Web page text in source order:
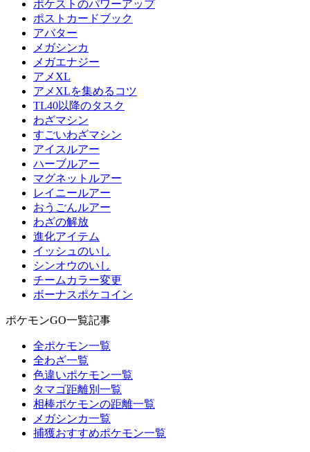
ポケストのパワーアップ
ポストカードブック
アバター
メガシンカ
メガエナジー
アメXL
アメXLを集めるコツ
TL40以降のタスク
わざマシン
すごいわざマシン
アイスルアー
ハーブルアー
マグネットルアー
レイニールアー
おうごんルアー
わざの解放
進化アイテム
イッシュのいし
シンオウのいし
チームカラー変更
ボーナスポケコイン
ポケモンGO一覧記事
全ポケモン一覧
全わざ一覧
色違いポケモン一覧
タマゴ距離別一覧
相棒ポケモンの距離一覧
メガシンカ一覧
捕獲おすすめポケモン一覧